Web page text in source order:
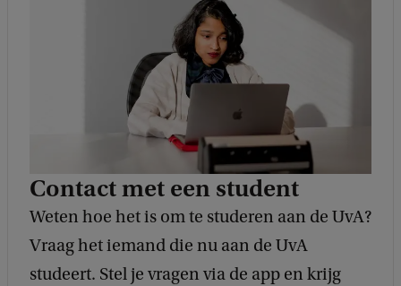
Contact met een student
Weten hoe het is om te studeren aan de UvA?
Vraag het iemand die nu aan de UvA
studeert. Stel je vragen via de app en krijg